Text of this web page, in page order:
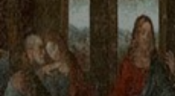
L'œuvre,
restaurée
fois, est